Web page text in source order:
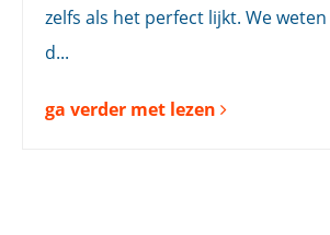
zelfs als het perfect lijkt. We
d...
ga verder met lezen